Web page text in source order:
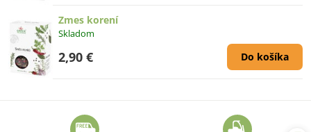
Zmes korení
Skladom
2,90 € Do košíka